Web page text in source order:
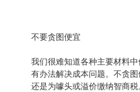
不要贪图便宜
我们很难知道各种主要材料
有办法解决成本问题。不贪
还是为噱头或溢价缴纳智商税